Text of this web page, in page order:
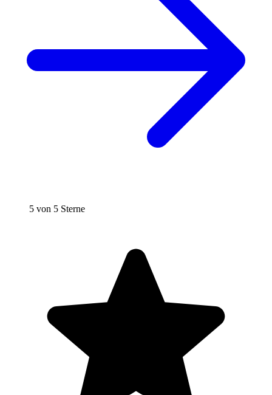
5 von 5 Sterne